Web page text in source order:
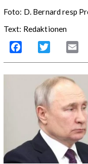
Foto: D. Bernard resp
Text: Redaktionen
Facebook Twitter